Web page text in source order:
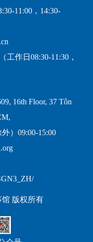
11:00，14:30-
工作日08:30-11:30，
16th Floor, 37 Tôn
）09:00-15:00
版权所有